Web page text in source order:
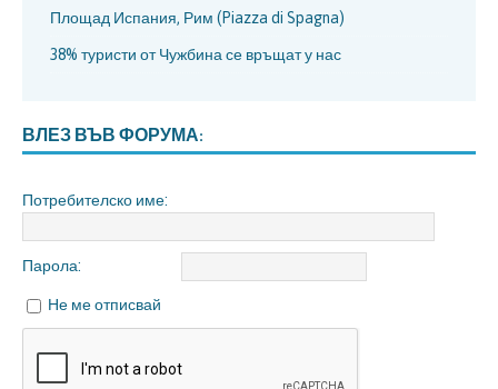
Площад Испания, Рим (Piazza di Spagna)
38% туристи от Чужбина се връщат у нас
ВЛЕЗ ВЪВ ФОРУМА:
Потребителско име:
Парола:
Не ме отписвай